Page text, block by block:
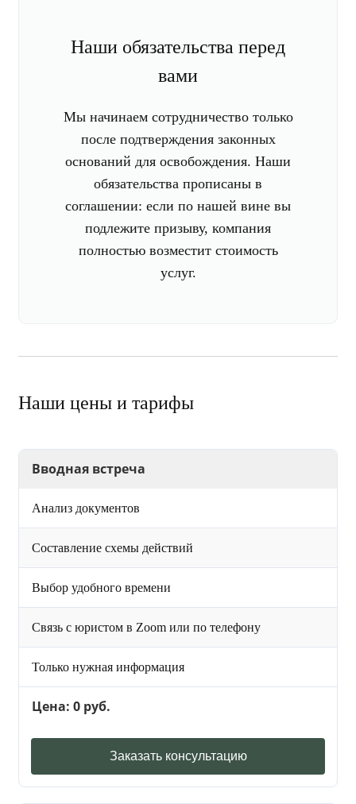
Наши обязательства перед
вами
Мы начинаем сотрудничество только
после подтверждения законных
оснований для освобождения. Наши
обязательства прописаны в
соглашении: если по нашей вине вы
подлежите призыву, компания
полностью возместит стоимость
услуг.
Наши цены и тарифы
Вводная встреча
Анализ документов
Составление схемы действий
Выбор удобного времени
Связь с юристом в Zoom или по телефону
Только нужная информация
Цена: 0 руб.
Заказать консультацию